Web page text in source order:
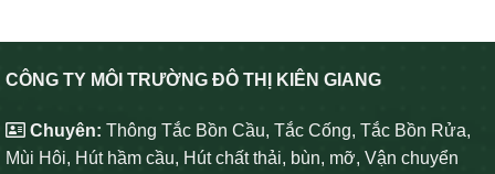
CÔNG TY MÔI TRƯỜNG ĐÔ THỊ KIÊN GIANG
Chuyên: Thông Tắc Bồn Cầu, Tắc Cống, Tắc Bồn Rửa,
Mùi Hôi, Hút hầm cầu, Hút chất thải, bùn, mỡ, Vận chuyển